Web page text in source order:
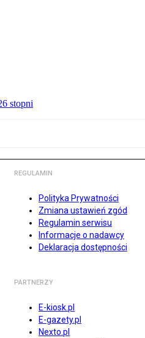
stopni
REGULAMIN
Polityka Prywatności
Zmiana ustawień zgód
Regulamin serwisu
Informacje o nadawcy
Deklaracja dostępności
PARTNERZY
E-kiosk.pl
E-gazety.pl
Nexto.pl